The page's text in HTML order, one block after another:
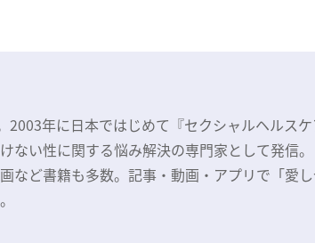
年に日本ではじめて『セクシャルヘルス
い性に関する悩み解決の専門家として発信。
など書籍も多数。記事・動画・アプリで「愛